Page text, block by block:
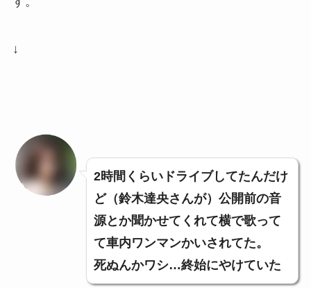
↓
2時間くらいドライブしてたんだけ
ど（鈴木達央さんが）公開前の音
源とか聞かせてくれて横で歌って
て車内ワンマンかいされてた。
死ぬんかワシ…終始にやけていた